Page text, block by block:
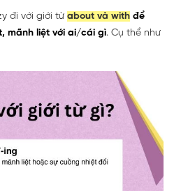
đi với giới từ about và with để
mãnh liệt với ai/cái gì. Cụ thể như